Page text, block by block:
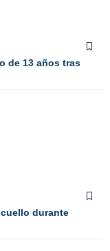
de 13 años tras
durante